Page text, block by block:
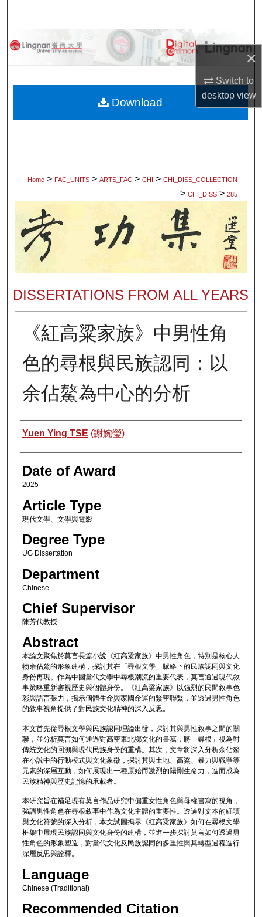
×
Switch to
desktopview
Browse Collections
About
Home > FAC_UNITS > ARTS_FAC > CHI > CHI_DISS_COLLECTION
> CHI_DISS > 285
DISSERTATIONS FROM ALL YEARS
《紅高粱家族》中男性角
色的尋根與民族認同：以
余佔鰲為中心的分析
Author
Yuen Ying TSE (謝婉瑩)
Date of Award
2025
Article Type
現代文學、文學與電影
Degree Type
UG Dissertation
Department
Chinese
Chief Supervisor
陳芳代教授
Abstract
本論文聚焦於莫言長篇小說《紅高粱家族》中男性角色，特別是核心人
物余佔鰲的形象建構，探討其在「尋根文學」脈絡下的民族認同與文化
身份再現。作為中國當代文學中尋根潮流的重要代表，莫言通過現代敘
事策略重新審視歷史與個體身份。《紅高粱家族》以強烈的民間敘事色
彩與語言張力，揭示個體生命與家國命運的緊密聯繫，並透過男性角色
的敘事視角提供了對民族文化精神的深入反思。
本文首先從尋根文學與民族認同理論出發，探討其與男性敘事之間的關
聯，並分析莫言如何通過對高密東北鄉文化的書寫，將「尋根」視為對
傳統文化的回溯與現代民族身份的重構。其次，文章將深入分析余佔鰲
在小說中的行動模式與文化象徵，探討其與土地、高粱、暴力與戰爭等
元素的深層互動，如何展現出一種原始而激烈的陽剛生命力，進而成為
民族精神與歷史記憶的承載者。
本研究旨在補足現有莫言作品研究中偏重女性角色與母權書寫的視角，
強調男性角色在尋根敘事中作為文化主體的重要性。透過對文本的細讀
與文化符號的深入分析，本文試圖揭示《紅高粱家族》如何在尋根文學
框架中展現民族認同與文化身份的建構，並進一步探討莫言如何透過男
性角色的形象塑造，對當代文化及民族認同的多重性與其轉型過程進行
深層反思與詮釋。
Language
Chinese (Traditional)
Recommended Citation
Download